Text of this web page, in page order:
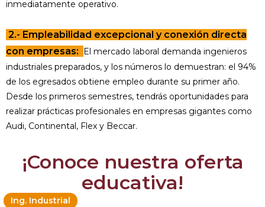
inmediatamente operativo.
2.- Empleabilidad excepcional y conexión directa
con empresas: El mercado laboral demanda ingenieros
industriales preparados, y los números lo demuestran: el 94%
de los egresados obtiene empleo durante su primer año.
Desde los primeros semestres, tendrás oportunidades para
realizar prácticas profesionales en empresas gigantes como
Audi, Continental, Flex y Beccar.
¡Conoce nuestra oferta
educativa!
Ing. Industrial